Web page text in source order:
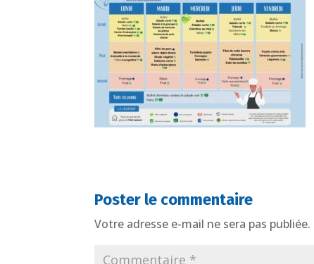
Poster le commentaire
Votre adresse e-mail ne sera pas publiée.